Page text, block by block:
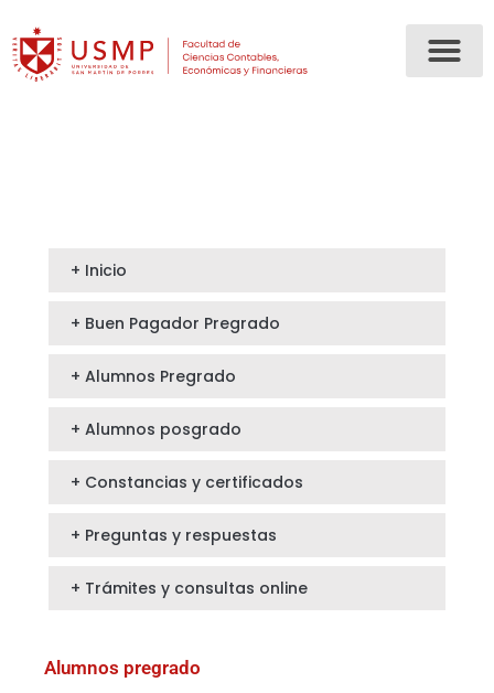
+ Inicio
+ Buen Pagador Pregrado
+ Alumnos Pregrado
+ Alumnos posgrado
+ Constancias y certificados
+ Preguntas y respuestas
+ Trámites y consultas online
Alumnos pregrado